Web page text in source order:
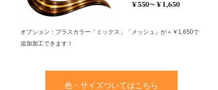
オプション：プラスカラー「ミックス」「メッシュ」が＋￥1,650で
追加加工できます！
色・サイズついてはこちら